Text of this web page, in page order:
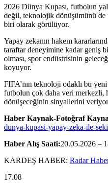
2026 Dünya Kupası, futbolun
değil, teknolojik dönüşümünü de
biri olarak görülüyor.
Yapay zekanın hakem
taraftar deneyimine kadar geniş
olması, spor endüstrisinin
koyuyor.
FIFA’nın teknoloji odaklı bu
futbolun çok daha veri merkezli,
dönüşeceğinin sinyallerini
Haber Kaynak-Fotoğraf
dunya-kupasi-yapay-zeka-ile-
Haber Alış Saati:20.05.2026 –
KARDEŞ HABER: Radar
17.08